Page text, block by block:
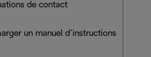
de contact
un manuel d’instructions